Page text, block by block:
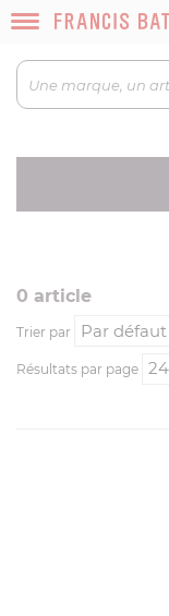
0 article
Trier par
Résultats par page